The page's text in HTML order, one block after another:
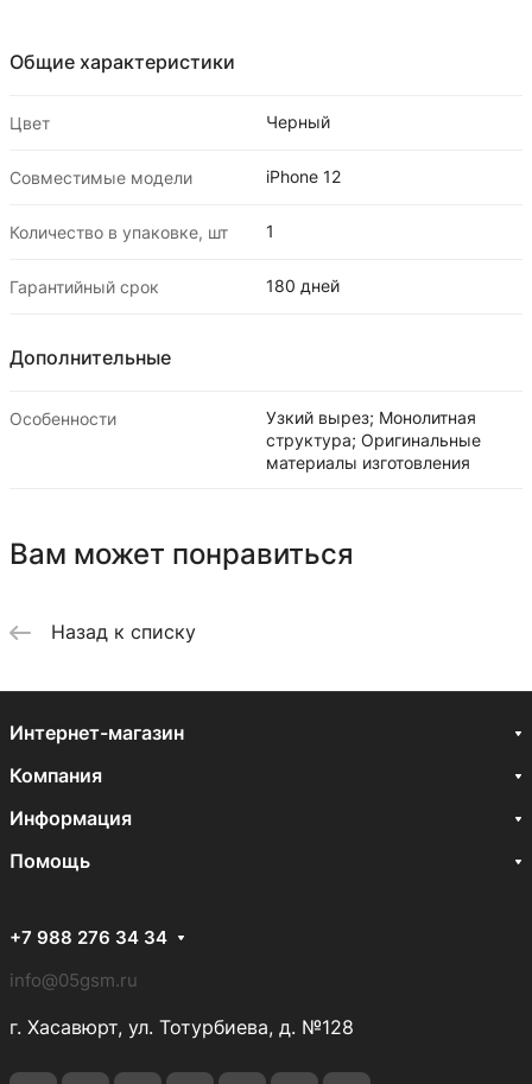
Общие характеристики
Цвет Черный
Совместимые модели iPhone 12
Количество в упаковке, шт 1
Гарантийный срок 180 дней
Дополнительные
Особенности
Узкий вырез; Монолитная
структура; Оригинальные
материалы изготовления
Вам может понравиться
Назад к списку
Интернет-магазин
Компания
Информация
Помощь
+7 988 276 34 34
info@05gsm.ru
г. Хасавюрт, ул. Тотурбиева, д. №128